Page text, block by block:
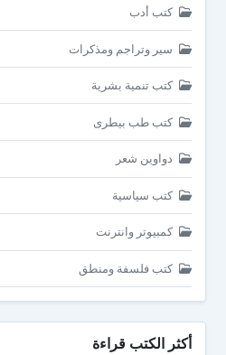
كتب أدب
سير وتراجم ومذكرات
كتب تنمية بشرية
كتب طب بيطرى
دواوين شعر
كتب سياسية
كمبيوتر وانترنت
كتب فلسفة ومنطق
أكثر الكتب قراءة